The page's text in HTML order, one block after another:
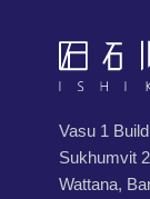
Vasu 1
Sukhumvit
Wattana,